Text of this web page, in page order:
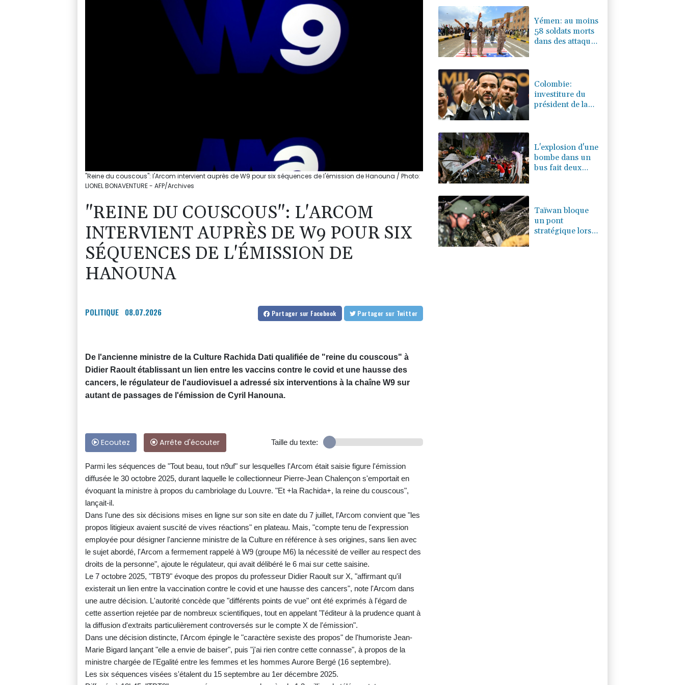
"Reine du couscous": l'Arcom intervient auprès de W9 pour six séquences de l'émission de Hanouna / Photo:
LIONEL BONAVENTURE - AFP/Archives
"REINE DU COUSCOUS": L'ARCOM
INTERVIENT AUPRÈS DE W9 POUR SIX
SÉQUENCES DE L'ÉMISSION DE
HANOUNA
POLITIQUE 08.07.2026 Partager sur Facebook Partager sur Twitter
De l'ancienne ministre de la Culture Rachida Dati qualifiée de "reine du couscous" à
Didier Raoult établissant un lien entre les vaccins contre le covid et une hausse des
cancers, le régulateur de l'audiovisuel a adressé six interventions à la chaîne W9 sur
autant de passages de l'émission de Cyril Hanouna.
Ecoutez Arrête d'écouter Taille du texte:
Parmi les séquences de "Tout beau, tout n9uf" sur lesquelles l'Arcom était saisie figure l'émission
diffusée le 30 octobre 2025, durant laquelle le collectionneur Pierre-Jean Chalençon s'emportait en
évoquant la ministre à propos du cambriolage du Louvre. "Et +la Rachida+, la reine du couscous",
lançait-il.
Dans l'une des six décisions mises en ligne sur son site en date du 7 juillet, l'Arcom convient que "les
propos litigieux avaient suscité de vives réactions" en plateau. Mais, "compte tenu de l'expression
employée pour désigner l'ancienne ministre de la Culture en référence à ses origines, sans lien avec
le sujet abordé, l'Arcom a fermement rappelé à W9 (groupe M6) la nécessité de veiller au respect des
droits de la personne", ajoute le régulateur, qui avait délibéré le 6 mai sur cette saisine.
Le 7 octobre 2025, "TBT9" évoque des propos du professeur Didier Raoult sur X, "affirmant qu'il
existerait un lien entre la vaccination contre le covid et une hausse des cancers", note l'Arcom dans
une autre décision. L'autorité concède que "différents points de vue" ont été exprimés à l'égard de
cette assertion rejetée par de nombreux scientifiques, tout en appelant "l'éditeur à la prudence quant à
la diffusion d'extraits particulièrement controversés sur le compte X de l'émission".
Dans une décision distincte, l'Arcom épingle le "caractère sexiste des propos" de l'humoriste Jean-
Marie Bigard lançant "elle a envie de baiser", puis "j'ai rien contre cette connasse", à propos de la
ministre chargée de l'Egalité entre les femmes et les hommes Aurore Bergé (16 septembre).
Les six séquences visées s'étalent du 15 septembre au 1er décembre 2025.
Yémen: au moins
58 soldats morts
dans des attaques
Colombie:
investiture du
président de la
narcotrafic
L'explosion d'une
bombe dans un
bus fait deux
Taïwan bloque
un pont
stratégique lors